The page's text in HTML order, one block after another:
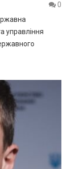
0
управління